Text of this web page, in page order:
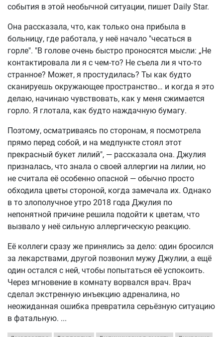
события в этой необычной ситуации, пишет Daily Star.
Она рассказала, что, как только она прибыла в
больницу, где работала, у неё начало "чесаться в
горле". "В голове очень быстро проносятся мысли: „Не
контактировала ли я с чем-то? Не съела ли я что-то
странное? Может, я простудилась? Ты как будто
сканируешь окружающее пространство… и когда я это
делаю, начинаю чувствовать, как у меня сжимается
горло. Я глотала, как будто наждачную бумагу.
Поэтому, осматриваясь по сторонам, я посмотрела
прямо перед собой, и на медпункте стоял этот
прекрасный букет лилий", — рассказала она. Джулия
призналась, что знала о своей аллергии на лилии, но
не считала её особенно опасной — обычно просто
обходила цветы стороной, когда замечала их. Однако
в то злополучное утро 2018 года Джулия по
непонятной причине решила подойти к цветам, что
вызвало у неё сильную аллергическую реакцию.
Её коллеги сразу же принялись за дело: один бросился
за лекарствами, другой позвонил мужу Джулии, а ещё
один остался с ней, чтобы попытаться её успокоить.
Через мгновение в комнату ворвался врач. Врач
сделал экстренную инъекцию адреналина, но
неожиданная ошибка превратила серьёзную ситуацию
в фатальную.